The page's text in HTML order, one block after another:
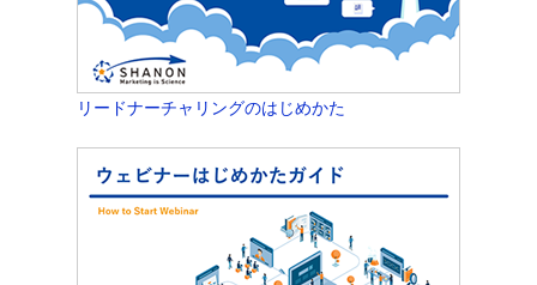
リードナーチャリングのはじめかた